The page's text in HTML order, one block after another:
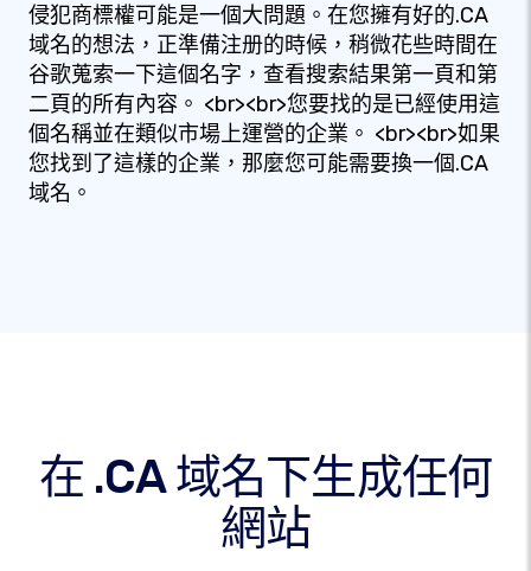
侵犯商標權可能是一個大問題。在您擁有好的.CA
域名的想法，正準備注册的時候，稍微花些時間在
谷歌蒐索一下這個名字，查看搜索結果第一頁和第
二頁的所有內容。 <br><br>您要找的是已經使用這
個名稱並在類似市場上運營的企業。 <br><br>如果
您找到了這樣的企業，那麼您可能需要換一個.CA
域名。
在 .CA 域名下生成任何
網站